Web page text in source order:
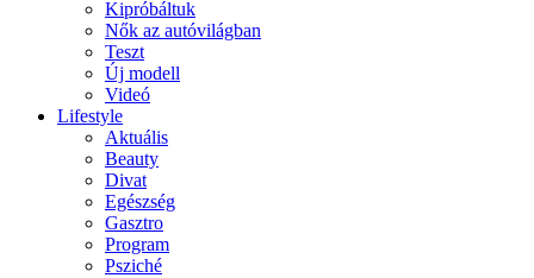
Kipróbáltuk
Nők az autóvilágban
Teszt
Új modell
Videó
Lifestyle
Aktuális
Beauty
Divat
Egészség
Gasztro
Program
Psziché